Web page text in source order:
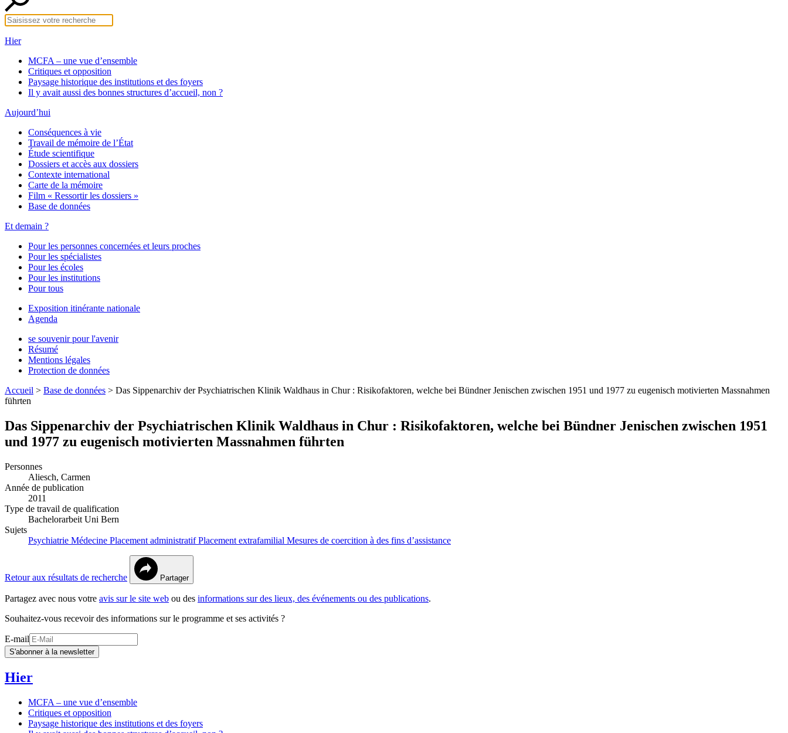
Hier
MCFA – une vue d’ensemble
Critiques et opposition
Paysage historique des institutions et des foyers
Il y avait aussi des bonnes structures d’accueil, non ?
Aujourd’hui
Conséquences à vie
Travail de mémoire de l’État
Étude scientifique
Dossiers et accès aux dossiers
Contexte international
Carte de la mémoire
Film « Ressortir les dossiers »
Base de données
Et demain ?
Pour les personnes concernées et leurs proches
Pour les spécialistes
Pour les écoles
Pour les institutions
Pour tous
Exposition itinérante nationale
Agenda
se souvenir pour l'avenir
Résumé
Mentions légales
Protection de données
Accueil > Base de données > Das Sippenarchiv der Psychiatrischen Klinik Waldhaus in Chur : Risikofaktoren, welche bei Bündner Jenischen zwischen 1951 und 1977 zu eugenisch motivierten Massnahmen
führten
Das Sippenarchiv der Psychiatrischen Klinik Waldhaus in Chur : Risikofaktoren, welche bei Bündner Jenischen zwischen 1951
und 1977 zu eugenisch motivierten Massnahmen führten
Personnes
Aliesch, Carmen
Année de publication
2011
Type de travail de qualification
Bachelorarbeit Uni Bern
Sujets
Psychiatrie Médecine Placement administratifPlacement extrafamilial Mesures de coercition à des fins d’assistance
Retour aux résultats de recherche Partager
Partagez avec nous votre avis sur le site web ou des informations sur des lieux, des événements ou des publications.
Souhaitez-vous recevoir des informations sur le programme et ses activités ?
E-mail
S'abonner à la newsletter
Hier
MCFA – une vue d’ensemble
Critiques et opposition
Paysage historique des institutions et des foyers